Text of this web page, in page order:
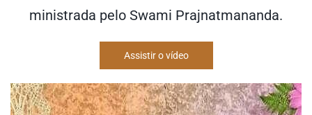
ministrada pelo Swami Prajnatmananda.
Assistir o vídeo